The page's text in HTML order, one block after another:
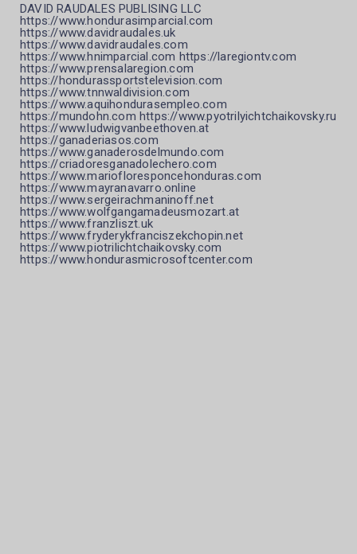
DAVID RAUDALES PUBLISING LLC
https://www.hondurasimparcial.com
https://www.davidraudales.uk
https://www.davidraudales.com
https://www.hnimparcial.com https://laregiontv.com
https://www.prensalaregion.com
https://hondurassportstelevision.com
https://www.tnnwaldivision.com
https://www.aquihondurasempleo.com
https://mundohn.com https://www.pyotrilyichtchaikovsky.ru
https://www.ludwigvanbeethoven.at
https://ganaderiasos.com
https://www.ganaderosdelmundo.com
https://criadoresganadolechero.com
https://www.mariofloresponcehonduras.com
https://www.mayranavarro.online
https://www.sergeirachmaninoff.net
https://www.wolfgangamadeusmozart.at
https://www.franzliszt.uk
https://www.fryderykfranciszekchopin.net
https://www.piotrilichtchaikovsky.com
https://www.hondurasmicrosoftcenter.com